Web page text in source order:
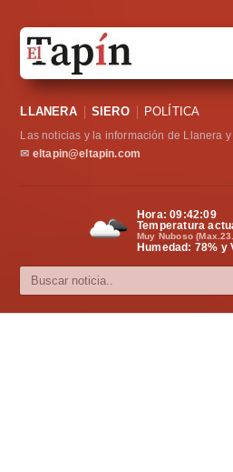
Sociedad
Política
Cultura
LLANERA SIERO POLÍTICA
Las noticias y la información de Llanera y
✉ eltapin@eltapin.com
Hora:09:42:09
Temperatura
Muy Nuboso
Humedad: 78% y